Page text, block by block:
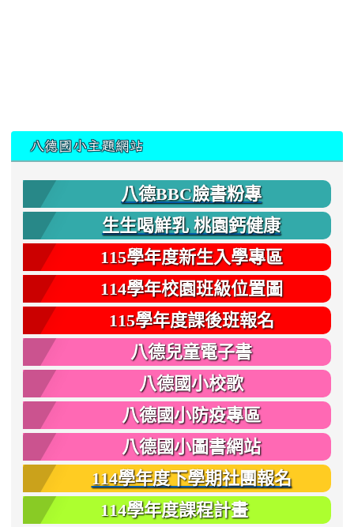
八德國小主題網站
八德BBC臉書粉專
生生喝鮮乳 桃園鈣健康
115學年度新生入學專區
114學年校園班級位置圖
115學年度課後班報名
八德兒童電子書
八德國小校歌
八德國小防疫專區
八德國小圖書網站
114學年度下學期社團報名
114學年度課程計畫